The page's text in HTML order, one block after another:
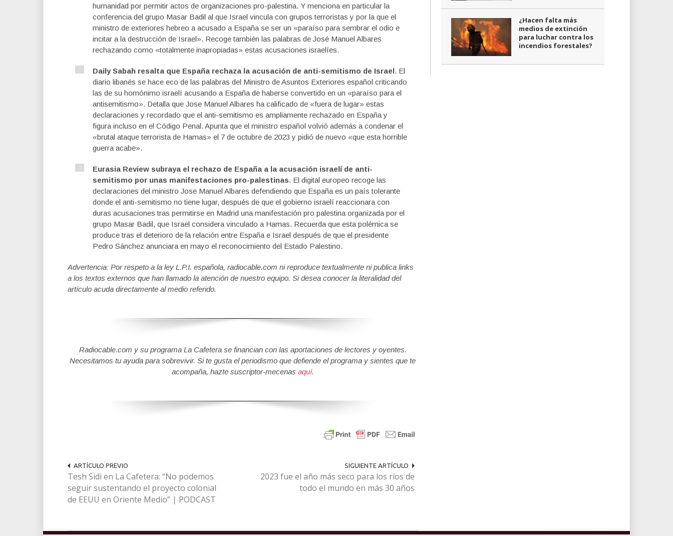
humanidad por permitir actos de organizaciones pro-palestina. Y menciona en particular la
conferencia del grupo Masar Badil al que Israel vincula con grupos terroristas y por la que el
ministro de exteriores hebreo a acusado a España se ser un «paraíso para sembrar el odio e
incitar a la destrucción de Israel». Recoge también las palabras de José Manuel Albares
rechazando como «totalmente inapropiadas» estas acusaciones israelíes.
Daily Sabah resalta que España rechaza la acusación de anti-semitismo de Israel. El
diario libanés se hace eco de las palabras del Ministro de Asuntos Exteriores español criticando
las de su homónimo israelí acusando a España de haberse convertido en un «paraíso para el
antisemitismo». Detalla que Jose Manuel Albares ha calificado de «fuera de lugar» estas
declaraciones y recordado que el anti-semitismo es ampliamente rechazado en España y
figura incluso en el Código Penal. Apunta que el ministro español volvió además a condenar el
«brutal ataque terrorista de Hamas» el 7 de octubre de 2023 y pidió de nuevo «que esta horrible
guerra acabe».
Eurasia Review subraya el rechazo de España a la acusación israelí de anti-
semitismo por unas manifestaciones pro-palestinas. El digital europeo recoge las
declaraciones del ministro Jose Manuel Albares defendiendo que España es un país tolerante
donde el anti-semitismo no tiene lugar, después de que el gobierno israelí reaccionara con
duras acusaciones tras permitirse en Madrid una manifestación pro palestina organizada por el
grupo Masar Badil, que Israel considera vinculado a Hamas. Recuerda que esta polémica se
produce tras el deterioro de la relación entre España e Israel después de que el presidente
Pedro Sánchez anunciara en mayo el reconocimiento del Estado Palestino.
Advertencia: Por respeto a la ley L.P.I. española, radiocable.com ni reproduce textualmente ni publica links
a los textos externos que han llamado la atención de nuestro equipo. Si desea conocer la literalidad del
artículo acuda directamente al medio referido.
Radiocable.com y su programa La Cafetera se financian con las aportaciones de lectores y oyentes.
Necesitamos tu ayuda para sobrevivir. Si te gusta el periodismo que defiende el programa y sientes que te
acompaña, hazte suscriptor-mecenas aquí.
ARTÍCULO PREVIO
Tesh Sidi en La Cafetera: “No podemos
seguir sustentando el proyecto colonial
de EEUU en Oriente Medio” | PODCAST
SIGUIENTE ARTÍCULO
2023 fue el año más seco para los ríos de
todo el mundo en más 30 años
¿Hacen falta más
medios de extinción
para luchar contra los
incendios forestales?